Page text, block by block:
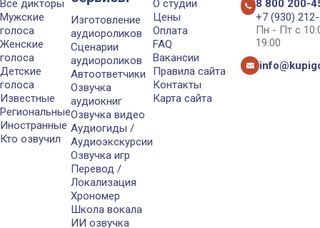
Все дикторы
Мужские
голоса
Женские
голоса
Детские
голоса
Известные
Региональные
Иностранные
Кто озвучил
Изготовление
аудиороликов
Сценарии
аудиороликов
Автоответчики
Озвучка
аудиокниг
Озвучка видео
Аудиогиды /
Аудиоэкскурсии
Озвучка игр
Перевод /
Локализация
Хрономер
Школа вокала
ИИ озвучка
О студии
Цены
Оплата
FAQ
Вакансии
Правила сайта
Контакты
Карта сайта
8 800 200-
+7 (930)
Пн - Пт с
19:00